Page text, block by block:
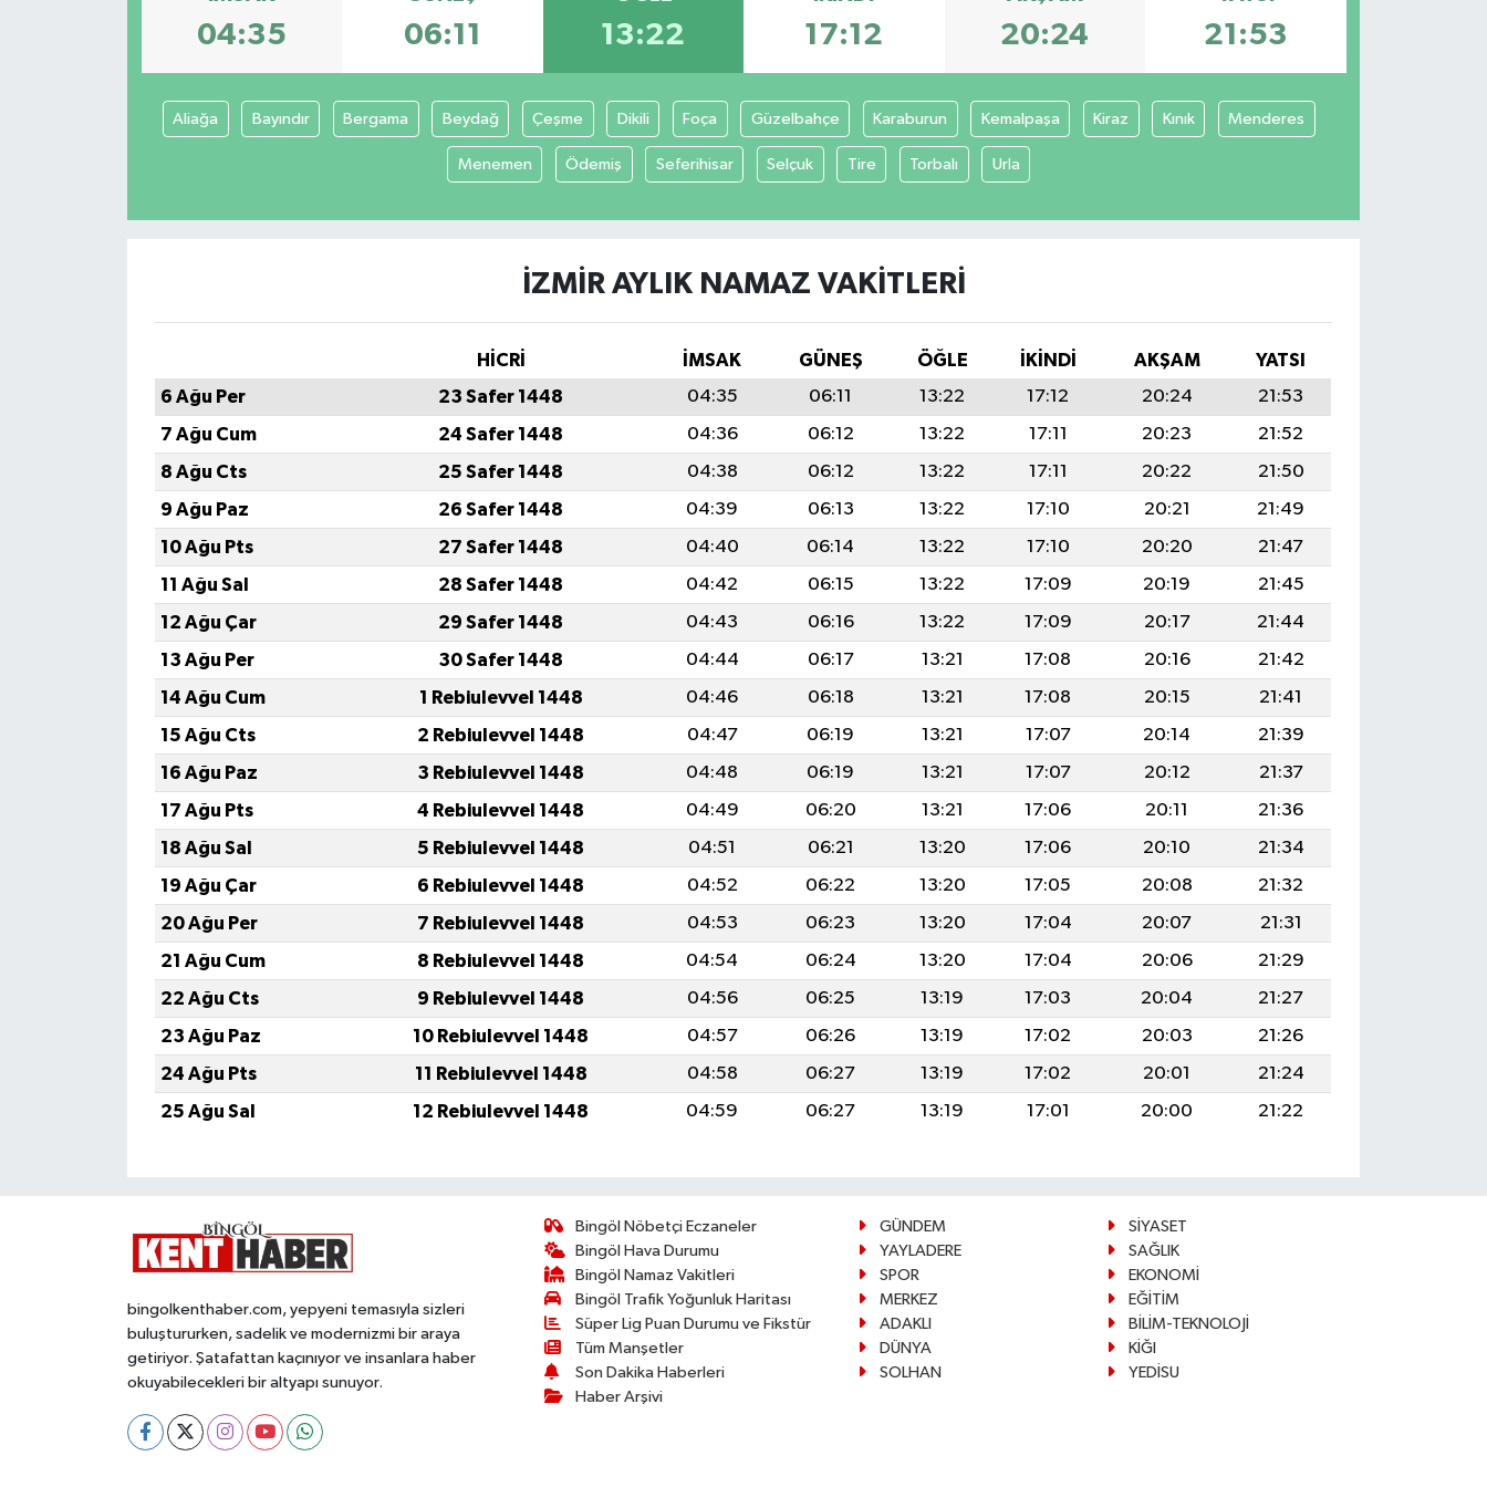
04:35 06:11 13:22 17:12 20:24 21:53
Aliağa Bayındır Bergama Beydağ Çeşme Dikili Foça Güzelbahçe Karaburun Kemalpaşa Kiraz Kınık Menderes
Menemen Ödemiş Seferihisar Selçuk Tire Torbalı Urla
İZMIR AYLIK NAMAZ VAKITLERI
HİCRİ İMSAK GÜNEŞ ÖĞLE İKINDI AKŞAM
YATSI
6 Ağu Per
23 Safer 1448 04:35 06:11 13:22 17:12 20:24
21:53
7 Ağu Cum
24 Safer 1448 04:36 06:12 13:22 17:11 20:23
21:52
8 Ağu Cts
25 Safer 1448 04:38 06:12 13:22 17:11 20:22
21:50
9 Ağu Paz
26 Safer 1448 04:39 06:13 13:22 17:10 20:21
21:49
10 Ağu Pts
27 Safer 1448 04:40 06:14 13:22 17:10 20:20
21:47
11 Ağu Sal
28 Safer 1448 04:42 06:15 13:22 17:09 20:19
21:45
12 Ağu Çar
29 Safer 1448 04:43 06:16 13:22 17:09 20:17
21:44
13 Ağu Per
30 Safer 1448 04:44 06:17 13:21 17:08 20:16
21:42
14 Ağu Cum
1 Rebiulevvel 1448 04:46 06:18 13:21 17:08 20:15
21:41
15 Ağu Cts
2 Rebiulevvel 1448 04:47 06:19 13:21 17:07 20:14
21:39
16 Ağu Paz
3 Rebiulevvel 1448 04:48 06:19 13:21 17:07 20:12
21:37
17 Ağu Pts
4 Rebiulevvel 1448 04:49 06:20 13:21 17:06 20:11
21:36
18 Ağu Sal
5 Rebiulevvel 1448 04:51 06:21 13:20 17:06 20:10
21:34
19 Ağu Çar
6 Rebiulevvel 1448 04:52 06:22 13:20 17:05 20:08
21:32
20 Ağu Per
7 Rebiulevvel 1448 04:53 06:23 13:20 17:04 20:07
21:31
21 Ağu Cum
8 Rebiulevvel 1448 04:54 06:24 13:20 17:04 20:06
21:29
22 Ağu Cts
9 Rebiulevvel 1448 04:56 06:25 13:19 17:03 20:04
21:27
23 Ağu Paz
10 Rebiulevvel 1448 04:57 06:26 13:19 17:02 20:03
21:26
24 Ağu Pts
11 Rebiulevvel 1448 04:58 06:27 13:19 17:02 20:01
21:24
25 Ağu Sal
12 Rebiulevvel 1448 04:59 06:27 13:19 17:01 20:00 21:22
bingolkenthaber.com, yepyeni temasıyla sizleri
buluştururken, sadelik ve modernizmi bir araya
getiriyor. Şatafattan kaçınıyor ve insanlara haber
okuyabilecekleri bir altyapı sunuyor.
Bingöl Nöbetçi Eczaneler
Bingöl Hava Durumu
Bingöl Namaz Vakitleri
Bingöl Trafik Yoğunluk Haritası
Süper Lig Puan Durumu ve Fikstür
Tüm Manşetler
Son Dakika Haberleri
Haber Arşivi
GÜNDEM
SİYASET
YAYLADERE
SAĞLIK
SPOR
EKONOMİ
MERKEZ
EĞİTİM
ADAKLI
BİLİM-TEKNOLOJİ
DÜNYA
KİĞI
SOLHAN
YEDİSU
YAYLADERE